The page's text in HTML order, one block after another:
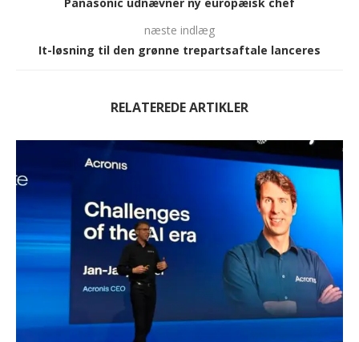
Panasonic udnævner ny europæisk chef
næste indlæg
It-løsning til den grønne trepartsaftale lanceres
RELATEREDE ARTIKLER